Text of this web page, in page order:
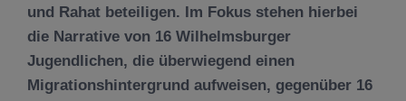
und Rahat beteiligen. Im Fokus stehen hierbei
die Narrative von 16 Wilhelmsburger
Jugendlichen, die überwiegend einen
Migrationshintergrund aufweisen, gegenüber 16